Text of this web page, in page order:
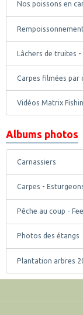
Nos poissons en
Lâchers de truites -
Carpes filmées par
Vidéos Matrix
Albums photos
Carnassiers
Carpes -
Pêche au coup -
Photos des étangs
Plantation arbres